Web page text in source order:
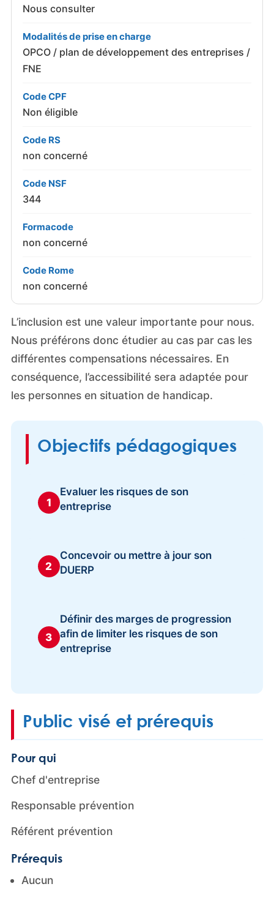
Nous consulter
Modalités de prise en charge
OPCO / plan de développement des entreprises /
FNE
Code CPF
Non éligible
Code RS
non concerné
Code NSF
344
Formacode
non concerné
Code Rome
non concerné
L’inclusion est une valeur importante pour nous.
Nous préférons donc étudier au cas par cas les
différentes compensations nécessaires. En
conséquence, l’accessibilité sera adaptée pour
les personnes en situation de handicap.
Objectifs pédagogiques
1
Evaluer les risques de son
entreprise
2
Concevoir ou mettre à jour son
DUERP
3
Définir des marges de progression
afin de limiter les risques de son
entreprise
Public visé et prérequis
Pour qui
Chef d'entreprise
Responsable prévention
Référent prévention
Prérequis
Aucun